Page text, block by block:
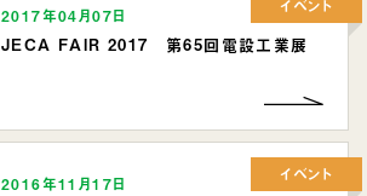
2017年04月07日
JECA FAIR 2017 第65回電設工業展
イベント
2016年11月17日 イベント